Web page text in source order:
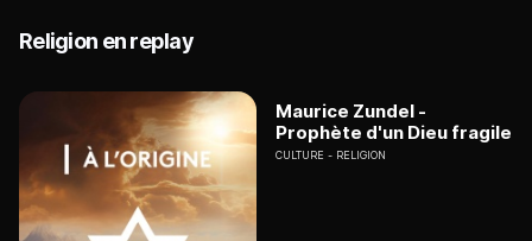
Religion en replay
Maurice Zundel -
Prophète d'un Dieu fragile
CULTURE RELIGION